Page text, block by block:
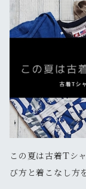
新品
この夏は古着Tシ
び方と着こなし方